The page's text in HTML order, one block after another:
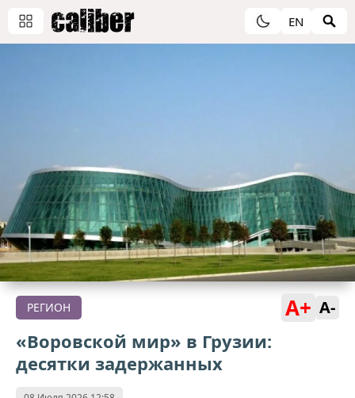
EN
РЕГИОН A+ A-
«Воровской мир» в Грузии:
десятки задержанных